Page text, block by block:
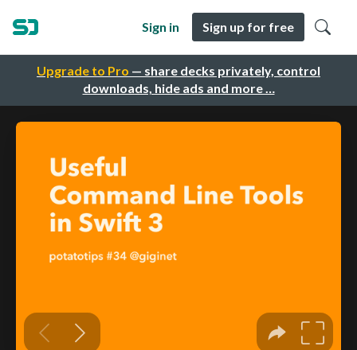
Upgrade to Pro — share decks privately, control
downloads, hide ads and more …
Sign in Sign up for free